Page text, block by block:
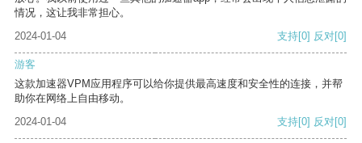
情况，这让我非常担心。
2024-01-04
支持[0] 反对[0]
游客
这款加速器VPM应用程序可以给你提供最高速度和安全性的连接，并帮
助你在网络上自由移动。
2024-01-04
支持[0] 反对[0]